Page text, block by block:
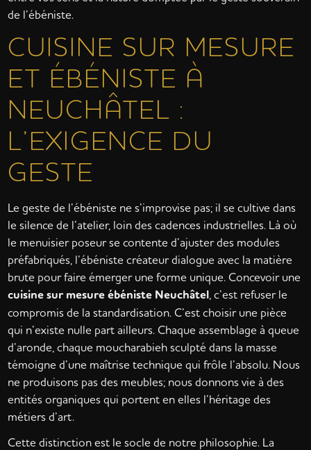
de l’ébéniste.
CUISINE SUR MESURE
ET ÉBÉNISTE À
NEUCHÂTEL :
L’EXIGENCE DU
GESTE
Le geste de l’ébéniste ne s’improvise pas; il se cultive dans
le silence de l’atelier, loin des cadences industrielles. Là où
le menuisier poseur se contente d’ajuster des modules
préfabriqués, l’ébéniste créateur dialogue avec la matière
brute pour faire émerger une forme unique. Concevoir une
cuisine sur mesure ébéniste Neuchâtel , c’est refuser le
compromis de la standardisation. C’est choisir une pièce
qui n’existe nulle part ailleurs. Chaque assemblage à queue
d’aronde, chaque moucharabieh sculpté dans la masse
témoigne d’une maîtrise technique qui frôle l’absolu. Nous
ne produisons pas des meubles; nous donnons vie à des
entités organiques qui portent en elles l’héritage des
métiers d’art.
Cette distinction est le socle de notre philosophie. La